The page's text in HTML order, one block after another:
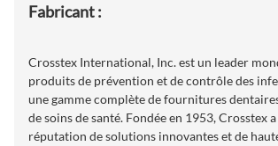
Fabricant :
Crosstex International, Inc. est un leader
produits de prévention et de contrôle des
une gamme complète de fournitures
de soins de santé. Fondée en 1953, Crosstex
réputation de solutions innovantes et de